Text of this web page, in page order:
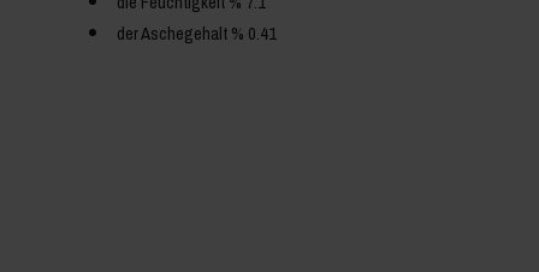
der Aschegehalt % 0.41